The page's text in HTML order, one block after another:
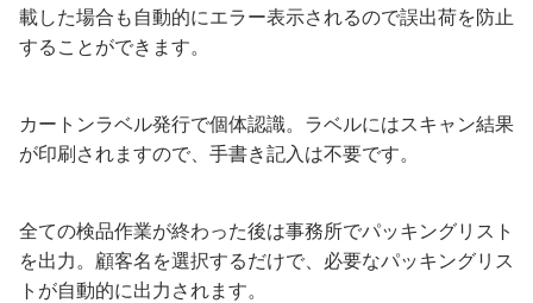
載した場合も自動的にエラー表示されるので誤出荷を防止
することができます。
カートンラベル発行で個体認識。ラベルにはスキャン結果
が印刷されますので、手書き記入は不要です。
全ての検品作業が終わった後は事務所でパッキングリスト
を出力。顧客名を選択するだけで、必要なパッキングリス
トが自動的に出力されます。